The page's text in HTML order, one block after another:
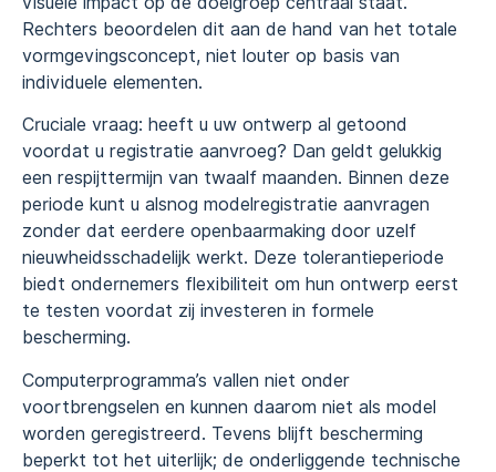
Rechters beoordelen dit aan de hand van het totale
vormgevingsconcept, niet louter op basis van
individuele elementen.
Cruciale vraag: heeft u uw ontwerp al getoond
voordat u registratie aanvroeg? Dan geldt gelukkig
een respijttermijn van twaalf maanden. Binnen deze
periode kunt u alsnog modelregistratie aanvragen
zonder dat eerdere openbaarmaking door uzelf
nieuwheidsschadelijk werkt. Deze tolerantieperiode
biedt ondernemers flexibiliteit om hun ontwerp eerst
te testen voordat zij investeren in formele
bescherming.
Computerprogramma’s vallen niet onder
voortbrengselen en kunnen daarom niet als model
worden geregistreerd. Tevens blijft bescherming
beperkt tot het uiterlijk; de onderliggende technische